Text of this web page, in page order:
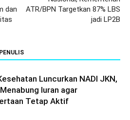
dan
ATR/BPN Targetkan 87% LBS
jadi LP2B
Luncurkan NADI JKN,
Iuran agar
Tetap Aktif